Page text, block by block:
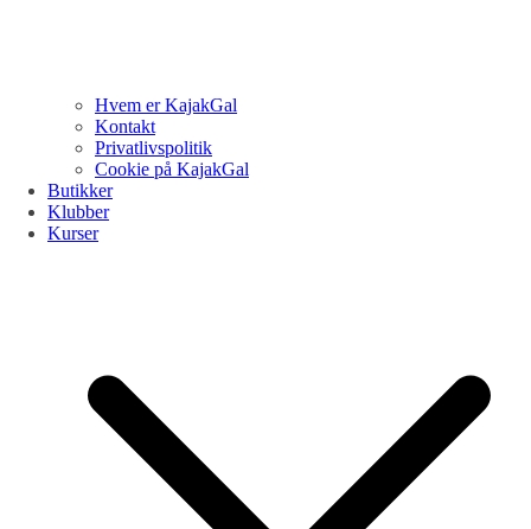
Hvem er KajakGal
Kontakt
Privatlivspolitik
Cookie på KajakGal
Butikker
Klubber
Kurser